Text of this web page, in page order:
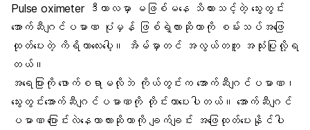
Pulse oximeter ဒီကာလမှာ မဖြစ်မနေ သိထားသင့်တဲ့ သွေးတွင်း
အောက်ဆီဂျင်ပမာဏပုံမှန် ဖြစ်ရဲ့လားဆိုတာကို စမ်းသပ်အဖြေ
ထုတ်ပေးတဲ့ ကိရိယာလေးပေါ့။ အိမ်မှာတင် အလွယ်တကူ အသုံးပြုလို့ရ
တယ်။
အရေပြားကို ဖောက်စရာမလိုဘဲ ကိုယ်တွင်းက အောက်ဆီဂျင်ပမာဏ၊
သွေးတွင်းအောက်ဆီဂျင်ပမာဏကို တိုင်းတာပေးပါတယ်။ အောက်ဆီဂျင်
ပမာဏ ပြောင်းလဲနေတာလားဆိုတာကို ချက်ချင်း အဖြေထုတ်ပေးနိုင်ပါ